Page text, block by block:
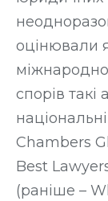
оцінювали
спорів такі
Chambers
Best
(раніше –